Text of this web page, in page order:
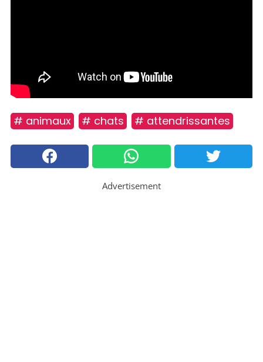
# animaux # chats # attendrissantes
Advertisement